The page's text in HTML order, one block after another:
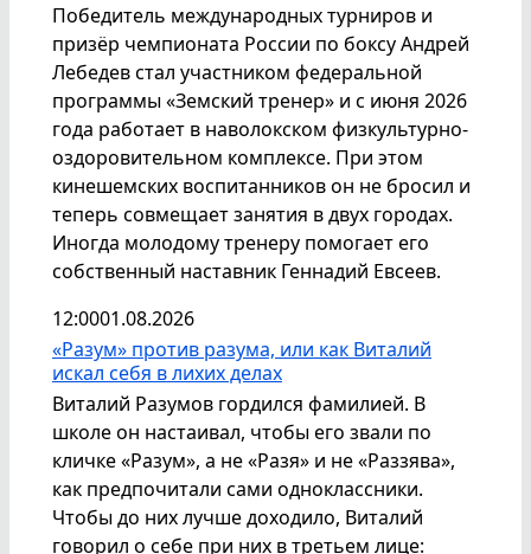
Победитель международных турниров и
призёр чемпионата России по боксу Андрей
Лебедев стал участником федеральной
программы «Земский тренер» и с июня 2026
года работает в наволокском физкультурно-
оздоровительном комплексе. При этом
кинешемских воспитанников он не бросил и
теперь совмещает занятия в двух городах.
Иногда молодому тренеру помогает его
собственный наставник Геннадий Евсеев.
12:0001.08.2026
«Разум» против разума, или как Виталий
искал себя в лихих делах
Виталий Разумов гордился фамилией. В
школе он настаивал, чтобы его звали по
кличке «Разум», а не «Разя» и не «Раззява»,
как предпочитали сами одноклассники.
Чтобы до них лучше доходило, Виталий
говорил о себе при них в третьем лице: